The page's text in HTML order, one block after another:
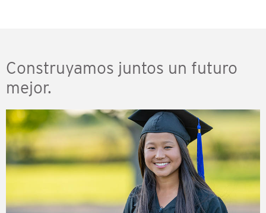
Construyamos juntos un futuro
mejor.